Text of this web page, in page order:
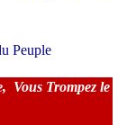
Peuple
Vous Trompez le